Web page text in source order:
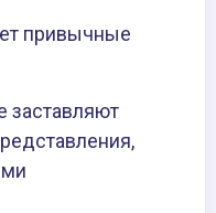
привычные
заставляют